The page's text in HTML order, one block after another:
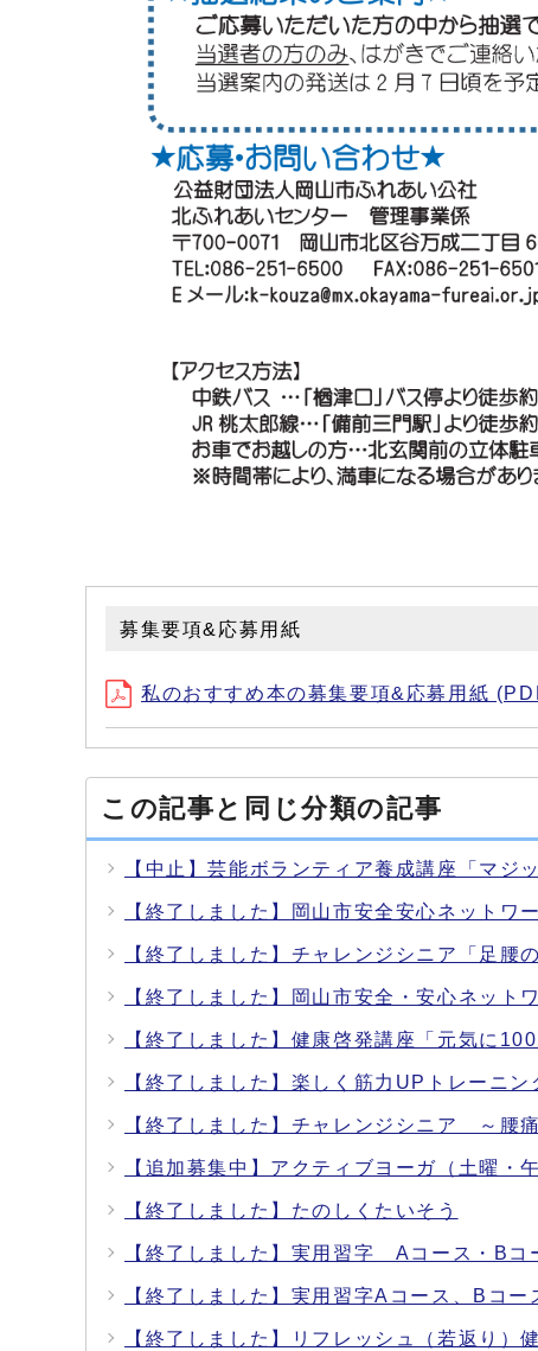
募集要項&応募用紙
私のおすすめ本の募集要項&応募用紙
この記事と同じ分類の記事
【中止】芸能ボランティア養成講座「マジ
【終了しました】岡山市安全安心ネット
【終了しました】チャレンジシニア「足腰
【終了しました】岡山市安全・安心ネッ
【終了しました】健康啓発講座「元気に
【終了しました】楽しく筋力UPトレーニ
【終了しました】チャレンジシニア ～腰
【追加募集中】アクティブヨーガ（土曜・
【終了しました】たのしくたいそう
【終了しました】実用習字 Aコース・Bコ
【終了しました】実用習字Aコース、Bコー
【終了しました】リフレッシュ（若返り）